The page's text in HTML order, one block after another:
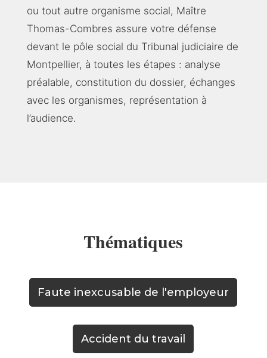
ou tout autre organisme social, Maître
Thomas-Combres assure votre défense
devant le pôle social du Tribunal judiciaire de
Montpellier, à toutes les étapes : analyse
préalable, constitution du dossier, échanges
avec les organismes, représentation à
l’audience.
Thématiques
Faute inexcusable de l'employeur
Accident du travail